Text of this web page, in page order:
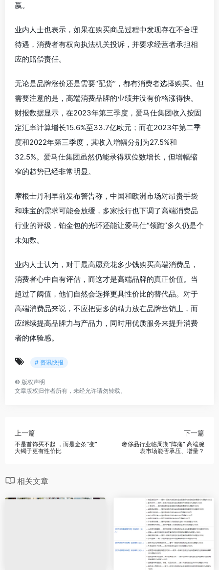
赢。
业内人士也表示，如果在购买商品过程中发现存在不合理
待遇，消费者有权向执法机关投诉，并要求经营者承担相
应的赔偿责任。
无论是品牌涨价还是需要“配货”，都有消费者选择购买。但
需要注意的是，高端消费品牌的业绩并没有价格涨得快。
财报数据显示，在2023年第三季度，爱马仕集团收入按固
定汇率计算增长15.6%至33.7亿欧元；而在2023年第二季
度和2022年第三季度，其收入增幅分别为27.5%和
32.5%。爱马仕集团虽然仍能录得双位数增长，但增幅缩
窄的趋势已经非常明显。
摩根士丹利早前发布警告称，中国和欧洲市场对昂贵手袋
和珠宝的需求可能会放缓，多家投行也下调了高端消费品
行业的评级，铂金包的光环还能让爱马仕“领跑”多久仍是个
未知数。
业内人士认为，对于最高愿意花多少钱购买高端消费品，
消费者心中自有评估，而这才是高端品牌的真正价值。当
超过了阈值，他们自然会选择更具性价比的替代品。对于
高端消费品来说，不应把更多的精力放在品牌营销上，而
应继续提高品牌力与产品力，同时用优质服务来提升消费
者的体验感。
# 资讯快报
© 版权声明
文章版权归作者所有，未经允许请勿转载。
上一篇
不是首饰买不起 ，而是金条“变”
大镯子更有性价比
下一篇
奢侈品行业临周期“阵痛” 高端腕
表市场能否承压、增量？
相关文章